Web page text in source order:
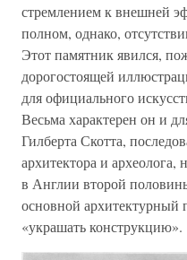
стремлением к внешней
полном, однако,
Этот памятник явился,
дорогостоящей
для официального
Весьма характерен он и
Гилберта Скотта,
архитектора и
в Англии второй
основной архитектурный
«украшать конструкцию».